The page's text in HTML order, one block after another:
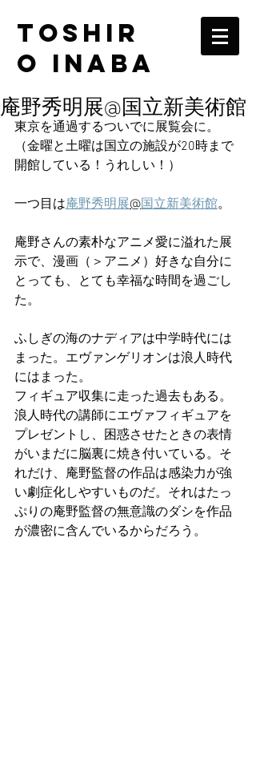
TOSHIR
O INABA
庵野秀明展@国立新美術館
東京を通過するついでに展覧会に。
（金曜と土曜は国立の施設が20時まで
開館している！うれしい！）
一つ目は庵野秀明展@国立新美術館。
庵野さんの素朴なアニメ愛に溢れた展
示で、漫画（＞アニメ）好きな自分に
とっても、とても幸福な時間を過ごし
た。
ふしぎの海のナディアは中学時代には
まった。エヴァンゲリオンは浪人時代
にはまった。
フィギュア収集に走った過去もある。
浪人時代の講師にエヴァフィギュアを
プレゼントし、困惑させたときの表情
がいまだに脳裏に焼き付いている。そ
れだけ、庵野監督の作品は感染力が強
い劇症化しやすいものだ。それはたっ
ぷりの庵野監督の無意識のダシを作品
が濃密に含んでいるからだろう。